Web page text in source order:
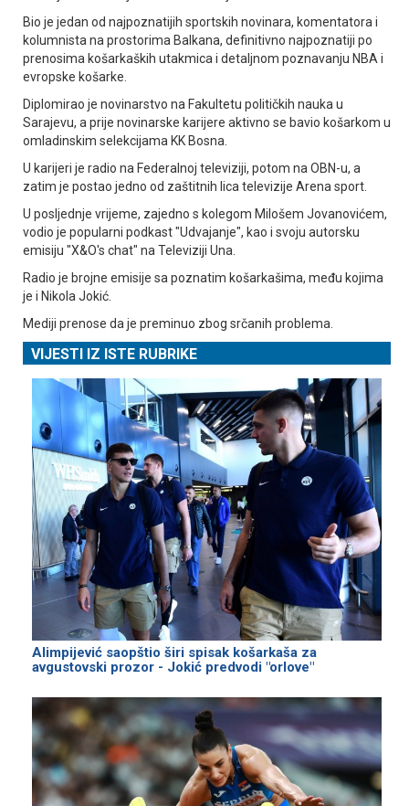
Bio je jedan od najpoznatijih sportskih novinara, komentatora i
kolumnista na prostorima Balkana, definitivno najpoznatiji po
prenosima košarkaških utakmica i detaljnom poznavanju NBA i
evropske košarke.
Diplomirao je novinarstvo na Fakultetu političkih nauka u
Sarajevu, a prije novinarske karijere aktivno se bavio košarkom u
omladinskim selekcijama KK Bosna.
U karijeri je radio na Federalnoj televiziji, potom na OBN-u, a
zatim je postao jedno od zaštitnih lica televizije Arena sport.
U posljednje vrijeme, zajedno s kolegom Milošem Јovanovićem,
vodio je popularni podkast "Udvajanje", kao i svoju autorsku
emisiju "X&O's chat" na Televiziji Una.
Radio je brojne emisije sa poznatim košarkašima, među kojima
je i Nikola Јokić.
Mediji prenose da je preminuo zbog srčanih problema.
VIJESTI IZ ISTE RUBRIKE
Alimpijević saopštio širi spisak košarkaša za
avgustovski prozor - Јokić predvodi "orlove"